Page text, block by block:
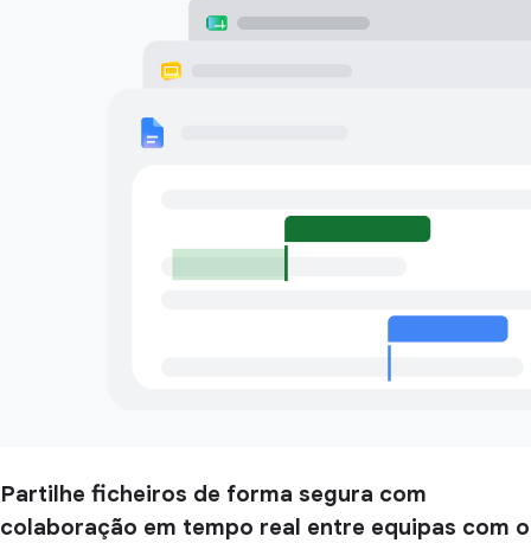
Partilhe ficheiros de forma segura com
colaboração em tempo real entre equipas com o